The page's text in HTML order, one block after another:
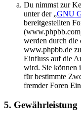
Du nimmst zur
unter der „GNU
bereitgestellten
werden durch die
www.phpbb.de
Einfluss auf die
wird. Sie können
für bestimmte
fremder Foren
5. Gewährleistung